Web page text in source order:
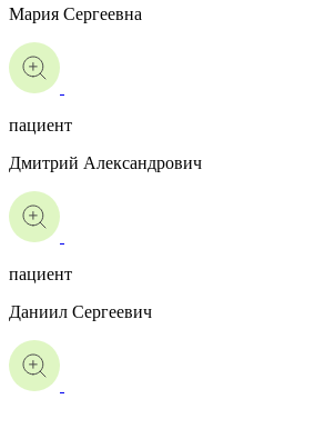
Мария Сергеевна
пациент
Дмитрий Александрович
пациент
Даниил Сергеевич